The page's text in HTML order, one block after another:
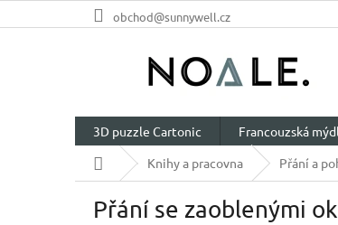
na
obchod@sunnywell.cz
3D puzzle Cartonic Francouzská
Domů
Knihy a pracovna Přání a
Přání se zaoblenými